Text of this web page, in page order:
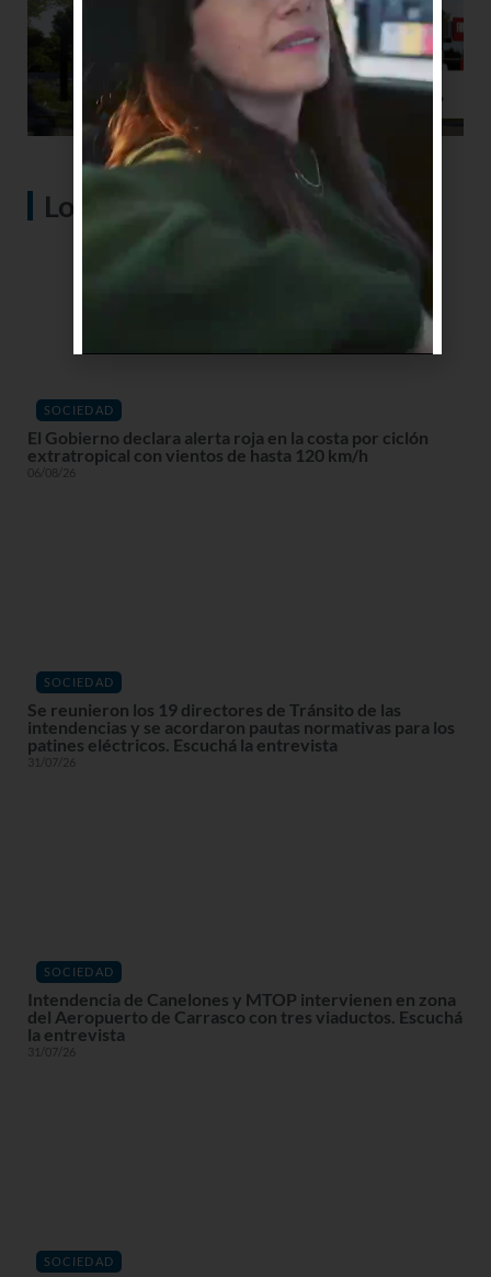
Lo más visto
SOCIEDAD
El Gobierno declara alerta roja en la costa por ciclón
extratropical con vientos de hasta 120 km/h
06/08/26
SOCIEDAD
Se reunieron los 19 directores de Tránsito de las
intendencias y se acordaron pautas normativas para los
patines eléctricos. Escuchá la entrevista
31/07/26
SOCIEDAD
Intendencia de Canelones y MTOP intervienen en zona
del Aeropuerto de Carrasco con tres viaductos. Escuchá
la entrevista
31/07/26
SOCIEDAD